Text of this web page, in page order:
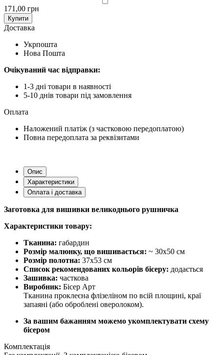
171,00 грн
Купити
Доставка
Укрпошта
Нова Пошта
Очікуваний час відправки:
1-3 дні товари в наявності
5-10 днів товари під замовлення
Оплата
Наложений платіж (з частковою передоплатою)
Повна передоплата за реквізитами
Опис
Характеристики
Оплата і доставка
Заготовка для вишивки великоднього рушничка
Характеристики товару:
Тканина: габардин
Розмір малюнку, що вишивається: ~ 30х50 см
Розмір полотна: 37х53 см
Список рекомендованих кольорів бісеру: додається
Зашивка: часткова
Виробник: Бісер Арт
Тканина проклеєна флізеліном по всій площині, краї
запаяні (або оброблені оверолоком).
За вашим бажанням можемо укомплектувати схему
бісером
Комплектація